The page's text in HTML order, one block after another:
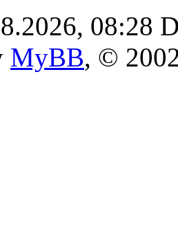
08:28
MyBB, ©